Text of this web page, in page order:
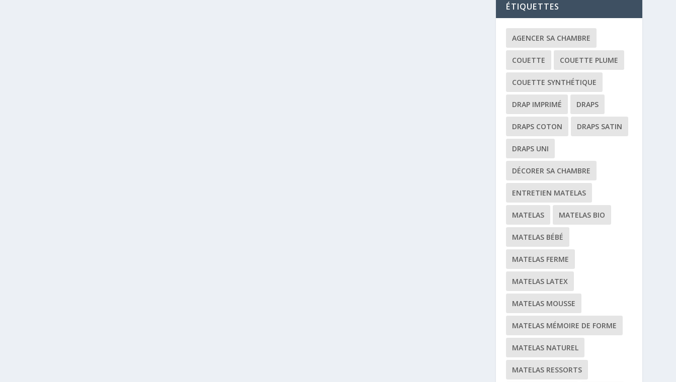
ÉTIQUETTES
AGENCER SA CHAMBRE
COUETTE COUETTE PLUME
COUETTE SYNTHÉTIQUE
DRAP IMPRIMÉ DRAPS
DRAPS COTON DRAPS SATIN
DRAPS UNI
DÉCORER SA CHAMBRE
ENTRETIEN MATELAS
MATELAS MATELAS BIO
MATELAS BÉBÉ
MATELAS FERME
MATELAS LATEX
MATELAS MOUSSE
MATELAS MÉMOIRE DE FORME
MATELAS NATUREL
MATELAS RESSORTS